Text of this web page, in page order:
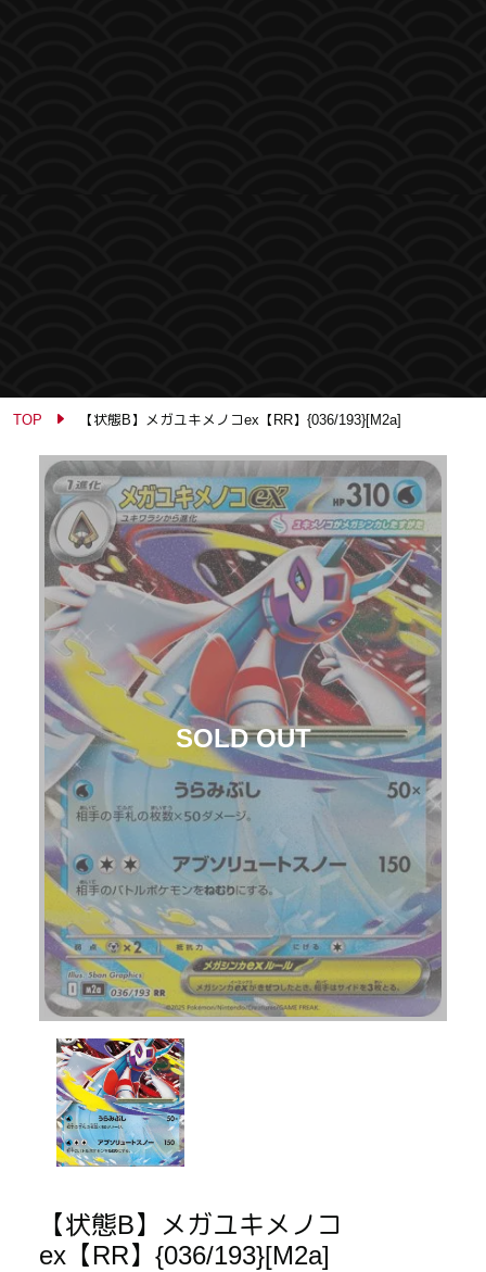
TOP 【状態B】メガユキメノコex【RR】{036/193}[M2a]
【状態B】メガユキメノコ
ex【RR】{036/193}[M2a]